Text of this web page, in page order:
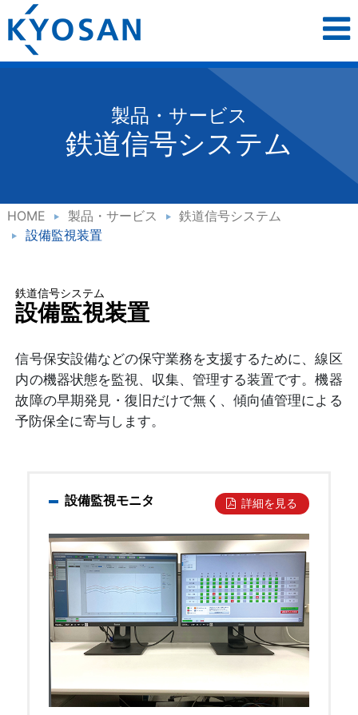
製品・サービス
鉄道信号システム
HOME 製品・サービス
鉄道信号システム
設備監視装置
鉄道信号システム
設備監視装置
信号保安設備などの保守業務を支援するために、線区
内の機器状態を監視、収集、管理する装置です。機器
故障の早期発見・復旧だけで無く、傾向値管理による
予防保全に寄与します。
設備監視モニタ 詳細を見る